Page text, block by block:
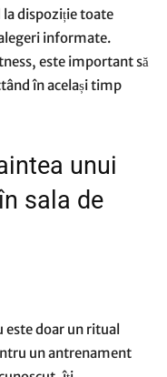
la dispoziție toate
informate.
este important să
în același timp
unui
sala de
este doar un ritual
un antrenament